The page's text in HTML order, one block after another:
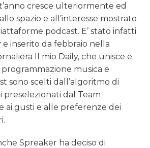
cresce ulteriormente ed
spazio e all’interesse mostrato
podcast. E’ stato infatti
inserito da febbraio nella
Il mio Daily, che unisce e
programmazione musica e
sono scelti dall’algoritmo di
preselezionati dal Team
ai gusti e alle preferenze dei
Spreaker ha deciso di